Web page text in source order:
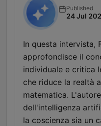
Published
24 Jul
In questa intervista,
approfondisce il
individuale e critica
che riduce la realtà
matematica.
dell'intelligenza
la coscienza sia un